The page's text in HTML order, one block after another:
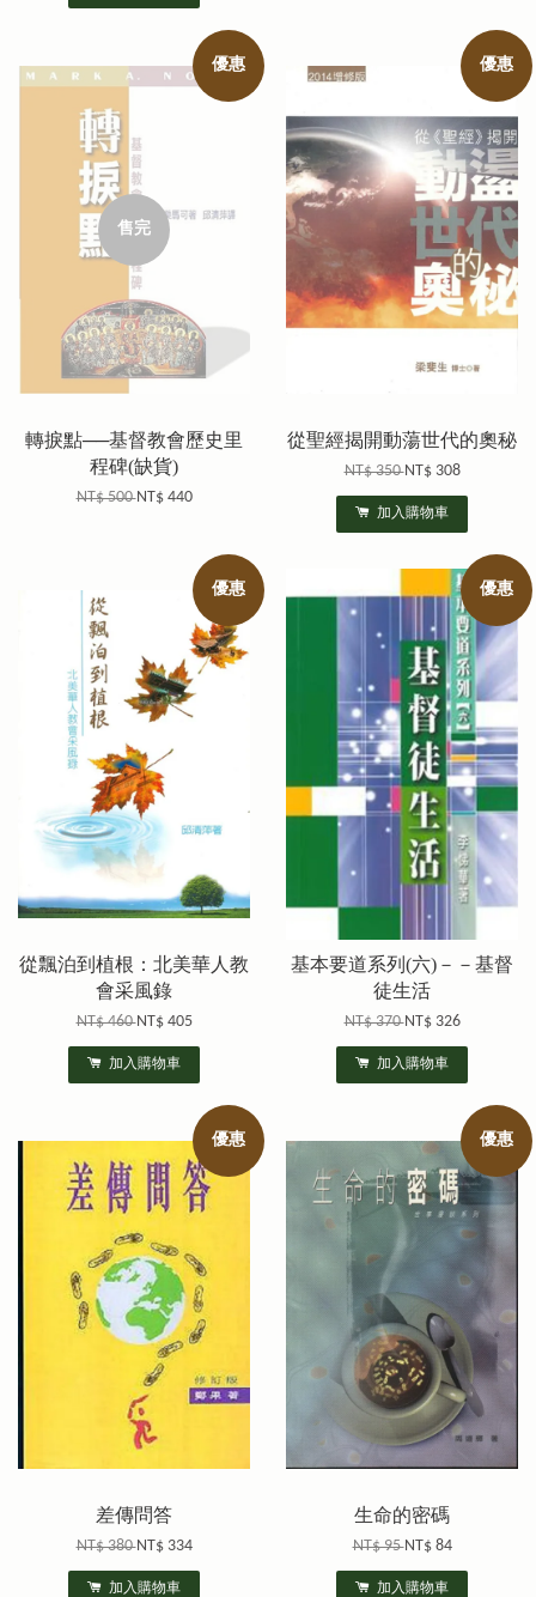
優惠
售完
轉捩點──基督教會歷史里
程碑(缺貨)
NT$ 500NT$ 440
優惠
從聖經揭開動蕩世代的奧秘
NT$ 350NT$ 308
加入購物車
優惠
從飄泊到植根：北美華人教
會采風錄
NT$ 460NT$ 405
加入購物車
優惠
基本要道系列(六)－－基督
徒生活
NT$ 370NT$ 326
加入購物車
優惠
差傳問答
NT$ 380NT$ 334
加入購物車
優惠
生命的密碼
NT$ 95NT$ 84
加入購物車